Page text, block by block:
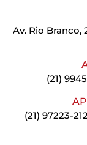
Av. Rio Branco,
(21)
(21) 97223-